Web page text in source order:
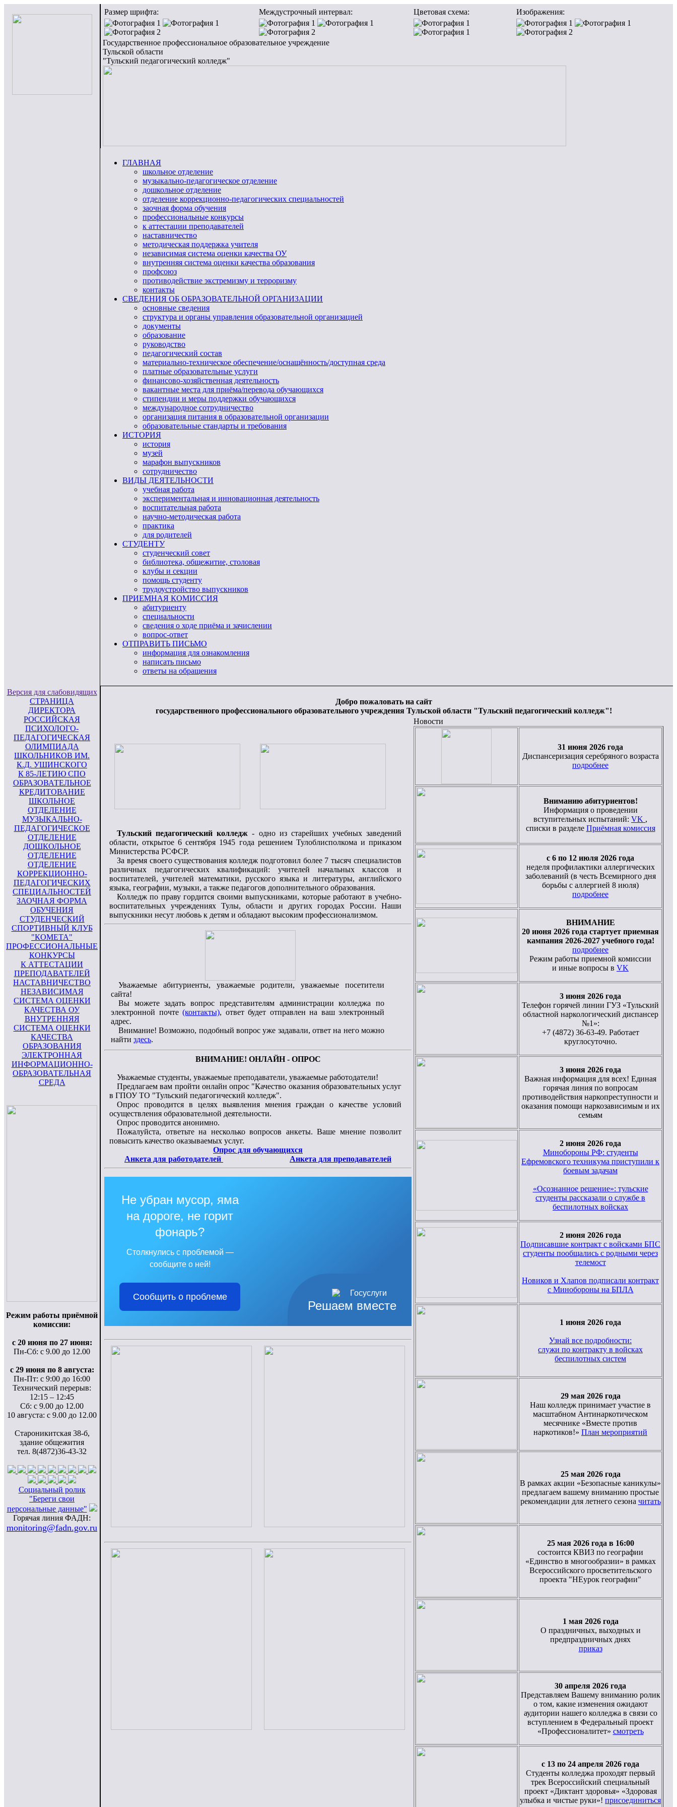
Размер шрифта: Междустрочный интервал: Цветовая схема: Изображения:
Государственное профессиональное образовательное учреждение
Тульской области
"Тульский педагогический колледж"
ГЛАВНАЯ
школьное отделение
музыкально-педагогическое отделение
дошкольное отделение
отделение коррекционно-педагогических специальностей
заочная форма обучения
профессиональные конкурсы
к аттестации преподавателей
наставничество
методическая поддержка учителя
независимая система оценки качества ОУ
внутренняя система оценки качества образования
профсоюз
противодействие экстремизму и терроризму
контакты
СВЕДЕНИЯ ОБ ОБРАЗОВАТЕЛЬНОЙ ОРГАНИЗАЦИИ
основные сведения
структура и органы управления образовательной организацией
документы
образование
руководство
педагогический состав
материально-техническое обеспечение/оснащённость/доступная среда
платные образовательные услуги
финансово-хозяйственная деятельность
вакантные места для приёма/перевода обучающихся
стипендии и меры поддержки обучающихся
международное сотрудничество
организация питания в образовательной организации
образовательные стандарты и требования
ИСТОРИЯ
история
музей
марафон выпускников
сотрудничество
ВИДЫ ДЕЯТЕЛЬНОСТИ
учебная работа
экспериментальная и инновационная деятельность
воспитательная работа
научно-методическая работа
практика
для родителей
СТУДЕНТУ
студенческий совет
библиотека, общежитие, столовая
клубы и секции
помощь студенту
трудоустройство выпускников
ПРИЕМНАЯ КОМИССИЯ
абитуриенту
специальности
сведения о ходе приёма и зачислении
вопрос-ответ
ОТПРАВИТЬ ПИСЬМО
информация для ознакомления
написать письмо
ответы на обращения
Версия для слабовидящих
СТРАНИЦА
ДИРЕКТОРА
РОССИЙСКАЯ
ПСИХОЛОГО-
ПЕДАГОГИЧЕСКАЯ
ОЛИМПИАДА
ШКОЛЬНИКОВ ИМ.
К.Д. УШИНСКОГО
К 85-ЛЕТИЮ СПО
ОБРАЗОВАТЕЛЬНОЕ
КРЕДИТОВАНИЕ
ШКОЛЬНОЕ
ОТДЕЛЕНИЕ
МУЗЫКАЛЬНО-
ПЕДАГОГИЧЕСКОЕ
ОТДЕЛЕНИЕ
ДОШКОЛЬНОЕ
ОТДЕЛЕНИЕ
ОТДЕЛЕНИЕ
КОРРЕКЦИОННО-
ПЕДАГОГИЧЕСКИХ
СПЕЦИАЛЬНОСТЕЙ
ЗАОЧНАЯ ФОРМА
ОБУЧЕНИЯ
СТУДЕНЧЕСКИЙ
СПОРТИВНЫЙ КЛУБ
"КОМЕТА"
ПРОФЕССИОНАЛЬНЫЕ
КОНКУРСЫ
К АТТЕСТАЦИИ
ПРЕПОДАВАТЕЛЕЙ
НАСТАВНИЧЕСТВО
НЕЗАВИСИМАЯ
СИСТЕМА ОЦЕНКИ
КАЧЕСТВА ОУ
ВНУТРЕННЯЯ
СИСТЕМА ОЦЕНКИ
КАЧЕСТВА
ОБРАЗОВАНИЯ
ЭЛЕКТРОННАЯ
ИНФОРМАЦИОННО-
ОБРАЗОВАТЕЛЬНАЯ
СРЕДА
Режим работы приёмной
комиссии:
с 20 июня по 27 июня:
Пн-Сб: с 9.00 до 12.00
с 29 июня по 8 августа:
Пн-Пт: с 9:00 до 16:00
Технический перерыв:
12:15 – 12:45
Сб: с 9.00 до 12.00
10 августа: с 9.00 до 12.00
Староникитская 38-б,
здание общежития
тел. 8(4872)36-43-32
Cоциальный ролик
"Береги свои
персональные данные"
Горячая линия ФАДН:
monitoring@fadn.gov.ru
Добро пожаловать на сайт
государственного профессионального образовательного учреждения Тульской области "Тульский педагогический колледж"!
Тульский педагогический колледж- одно из старейших учебных заведений
области, открытое 6 сентября 1945 года решением Тулоблисполкома и приказом
Министерства РСФСР.
За время своего существования колледж подготовил более 7 тысяч специалистов
различных педагогических квалификаций: учителей начальных классов и
воспитателей, учителей математики, русского языка и литературы, английского
языка, географии, музыки, а также педагогов дополнительного образования.
Колледж по праву гордится своими выпускниками, которые работают в учебно-
воспитательных учреждениях Тулы, области и других городах России. Наши
выпускники несут любовь к детям и обладают высоким профессионализмом.
Уважаемые абитуриенты, уважаемые родители, уважаемые посетители
сайта!
Вы можете задать вопрос представителям администрации колледжа по
электронной почте (контакты), ответ будет отправлен на ваш электронный
адрес.
Внимание! Возможно, подобный вопрос уже задавали, ответ на него можно
найти здесь.
ВНИМАНИЕ! ОНЛАЙН - ОПРОС
Уважаемые студенты, уважаемые преподаватели, уважаемые работодатели!
Предлагаем вам пройти онлайн опрос "Качество оказания образовательных услуг
в ГПОУ ТО "Тульский педагогический колледж".
Опрос проводится в целях выявления мнения граждан о качестве условий
осуществления образовательной деятельности.
Опрос проводится анонимно.
Пожалуйста, ответьте на несколько вопросов анкеты. Ваше мнение позволит
повысить качество оказываемых услуг.
Опрос для обучающихся
Анкета для работодателей
Анкета для преподавателей
Решаем вместе
Не убран мусор, яма
на дороге, не горит
фонарь?
Столкнулись с проблемой —
сообщите о ней!
Сообщить о проблеме
Новости
31 июня 2026 года
Диспансеризация серебряного возраста
подробнее
Вниманию абитуриентов!
Информация о проведении
вступительных испытаний: VK ,
списки в разделе Приёмная комиссия
с 6 по 12 июля 2026 года
неделя профилактики аллергических
заболеваний (в честь Всемирного дня
борьбы с аллергией 8 июля)
подробнее
ВНИМАНИЕ
20 июня 2026 года стартует приемная
кампания 2026-2027 учебного года!
подробнее
Режим работы приемной комиссии
и иные вопросы в VK
3 июня 2026 года
Телефон горячей линии ГУЗ «Тульский
областной наркологический диспансер
№1»:
+7 (4872) 36-63-49. Работает
круглосуточно.
3 июня 2026 года
Важная информация для всех! Единая
горячая линия по вопросам
противодействия наркопреступности и
оказания помощи наркозависимым и их
семьям
2 июня 2026 года
Минобороны РФ: студенты
Ефремовского техникума приступили к
боевым задачам
«Осознанное решение»: тульские
студенты рассказали о службе в
беспилотных войсках
2 июня 2026 года
Подписавшие контракт с войсками БПС
студенты пообщались с родными через
телемост
Новиков и Хлапов подписали контракт
с Минобороны на БПЛА
1 июня 2026 года
Узнай все подробности:
служи по контракту в войсках
беспилотных систем
29 мая 2026 года
Наш колледж принимает участие в
масштабном Антинаркотическом
месячнике «Вместе против
наркотиков!» План мероприятий
25 мая 2026 года
В рамках акции «Безопасные каникулы»
предлагаем вашему вниманию простые
рекомендации для летнего сезона читать
25 мая 2026 года в 16:00
состоится КВИЗ по географии
«Единство в многообразии» в рамках
Всероссийского просветительского
проекта "НЕурок географии"
1 мая 2026 года
О праздничных, выходных и
предпраздничных днях
приказ
30 апреля 2026 года
Представляем Вашему вниманию ролик
о том, какие изменения ожидают
аудитории нашего колледжа в связи со
вступлением в Федеральный проект
«Профессионалитет» смотреть
с 13 по 24 апреля 2026 года
Студенты колледжа проходят первый
трек Всероссийский специальный
проект «Диктант здоровья» «Здоровая
улыбка и чистые руки»! присоединиться